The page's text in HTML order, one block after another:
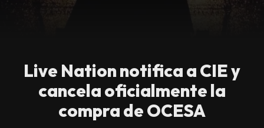
Live Nation notifica a CIE y
cancela oficialmente la
compra de OCESA